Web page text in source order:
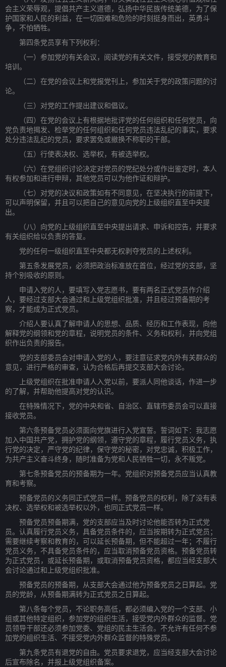
会主义荣辱观，提倡共产主义道德，弘扬中华民族传统美德，为了保
护国家和人民的利益，在一切困难和危险的时刻挺身而出，英勇斗
争，不怕牺牲。
第四条党员享有下列权利：
（一）参加党的有关会议，阅读党的有关文件，接受党的教育和
培训。
（二）在党的会议上和党报党刊上，参加关于党的政策问题的讨
论。
（三）对党的工作提出建议和倡议。
（四）在党的会议上有根据地批评党的任何组织和任何党员，向
党负责地揭发、检举党的任何组织和任何党员违法乱纪的事实，要求
处分违法乱纪的党员，要求罢免或撤换不称职的干部。
（五）行使表决权、选举权，有被选举权。
（六）在党组织讨论决定对党员的党纪处分或作出鉴定时，本人
有权参加和进行申辩，其他党员可以为他作证和辩护。
（七）对党的决议和政策如有不同意见，在坚决执行的前提下，
可以声明保留，并且可以把自己的意见向党的上级组织直至中央提
出。
（八）向党的上级组织直至中央提出请求、申诉和控告，并要求
有关组织给以负责的答复。
党的任何一级组织直至中央都无权剥夺党员的上述权利。
第五条发展党员，必须把政治标准放在首位，经过党的支部，坚
持个别吸收的原则。
申请入党的人，要填写入党志愿书，要有两名正式党员作介绍
人，要经过支部大会通过和上级党组织批准，并且经过预备期的考
察，才能成为正式党员。
介绍人要认真了解申请人的思想、品质、经历和工作表现，向他
解释党的纲领和党的章程，说明党员的条件、义务和权利，并向党组
织作出负责的报告。
党的支部委员会对申请入党的人，要注意征求党内外有关群众的
意见，进行严格的审查，认为合格后再提交支部大会讨论。
上级党组织在批准申请人入党以前，要派人同他谈话，作进一步
的了解，并帮助他提高对党的认识。
在特殊情况下，党的中央和省、自治区、直辖市委员会可以直接
接收党员。
第六条预备党员必须面向党旗进行入党宣誓。誓词如下：我志愿
加入中国共产党，拥护党的纲领，遵守党的章程，履行党员义务，执
行党的决定，严守党的纪律，保守党的秘密，对党忠诚，积极工作，
为共产主义奋斗终身，随时准备为党和人民牺牲一切，永不叛党。
第七条预备党员的预备期为一年。党组织对预备党员应当认真教
育和考察。
预备党员的义务同正式党员一样。预备党员的权利，除了没有表
决权、选举权和被选举权以外，也同正式党员一样。
预备党员预备期满，党的支部应当及时讨论他能否转为正式党
员。认真履行党员义务，具备党员条件的，应当按期转为正式党员；
需要继续考察和教育的，可以延长预备期，但不能超过一年；不履行
党员义务，不具备党员条件的，应当取消预备党员资格。预备党员转
为正式党员，或延长预备期，或取消预备党员资格，都应当经支部大
会讨论通过和上级党组织批准。
预备党员的预备期，从支部大会通过他为预备党员之日算起。党
员的党龄，从预备期满转为正式党员之日算起。
第八条每个党员，不论职务高低，都必须编入党的一个支部、小
组或其他特定组织，参加党的组织生活，接受党内外群众的监督。党
员领导干部还必须参加党委、党组的民主生活会。不允许有任何不参
加党的组织生活、不接受党内外群众监督的特殊党员。
第九条党员有退党的自由。党员要求退党，应当经支部大会讨论
后宣布除名，并报上级党组织备案。